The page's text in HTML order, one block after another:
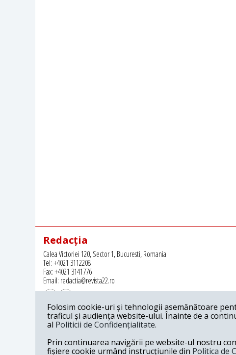
Redacția
Calea Victoriei 120, Sector 1, Bucuresti, Romania
Tel: +4021 3112208
Fax: +4021 3141776
Email: redactia@revista22.ro
Revista 22 este editata de
Folosim cookie-uri și tehnologii asemănătoare
traficul și audiența website-ului. Înainte de a
al Politicii de Confidențialitate.
Prin continuarea navigării pe website-ul nostru
fișiere cookie urmând instrucțiunile din Politica de